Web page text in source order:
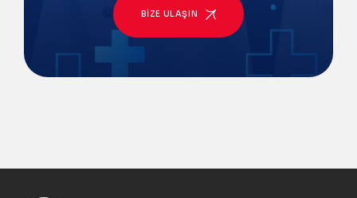
BIZE ULAŞIN